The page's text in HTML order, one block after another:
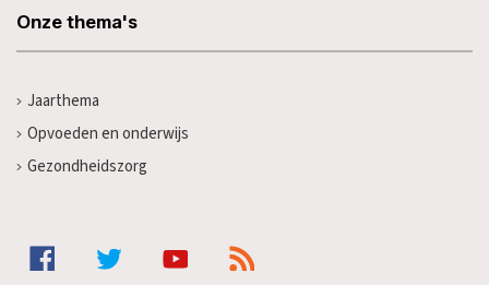
Onze thema's
Jaarthema
Opvoeden en onderwijs
Gezondheidszorg